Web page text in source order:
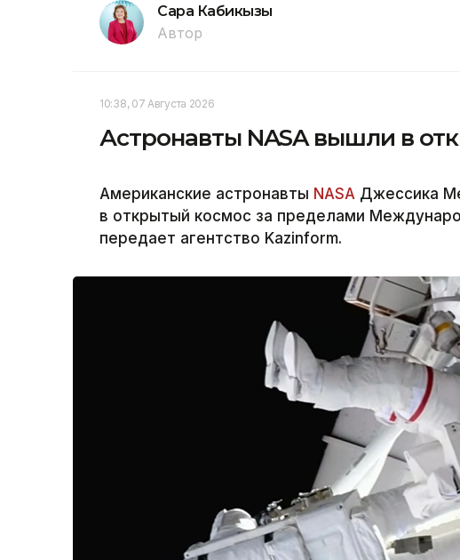
Сара Кабикызы
Автор
10:38, 07 Августа 2026
Астронавты NASA вышли в
Американские астронавты NASA Джессика
в открытый космос за пределами
передает агентство Kazinform.